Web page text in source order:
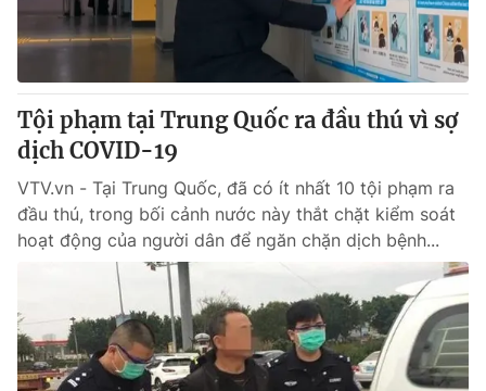
Tội phạm tại Trung Quốc ra đầu thú vì sợ
dịch COVID-19
VTV.vn - Tại Trung Quốc, đã có ít nhất 10 tội phạm ra
đầu thú, trong bối cảnh nước này thắt chặt kiểm soát
hoạt động của người dân để ngăn chặn dịch bệnh...